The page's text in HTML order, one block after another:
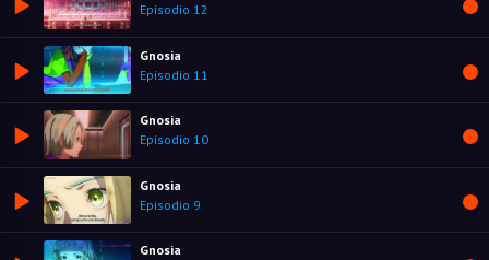
Episodio 12
Gnosia
Episodio 11
Gnosia
Episodio 10
Gnosia
Episodio 9
Gnosia